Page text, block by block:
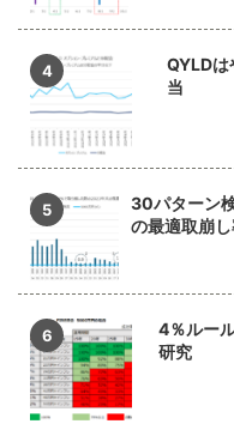
QYLDは
当
30パターン
の最適取崩
4％ルー
研究